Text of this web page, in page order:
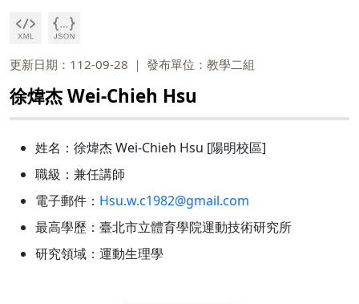
更新日期：112-09-28 發布單位：教學二組
徐煒杰 Wei-Chieh Hsu
姓名：徐煒杰 Wei-Chieh Hsu [陽明校區]
職級：兼任講師
電子郵件： Hsu.w.c1982@gmail.com
最高學歷：臺北市立體育學院運動技術研究所
研究領域：運動生理學